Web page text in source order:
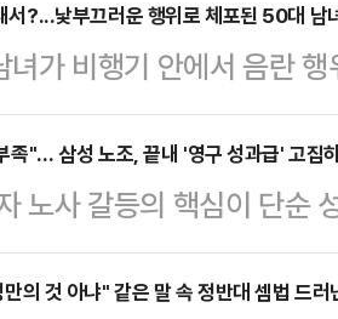
, 국가 발전을 함께 고려
현대차그룹 양재사옥 로
현대차그룹 양재사옥에
련한 대응 방향을 묻는 질
전할 수 있고 주주들도 중
고려해서 판…
서?...낯부끄러운 행위로 체포된 50대 남
가 비행기 안에서 음란
현지시간) 영국 매체 더 선
는 코파항공 여객기에서
부적절한 행위를 하다
음 만난 사이로 알려졌다.
했고, 이를 목격한 아이
"… 삼성 노조, 끝내 '영구 성과급' 고집
노사 갈등의 핵심이 단순
가고 있다. 중앙노동위
원에 달하는 특별보상 가
의 것 아냐" 같은 말 속 정반대 셈법 드러